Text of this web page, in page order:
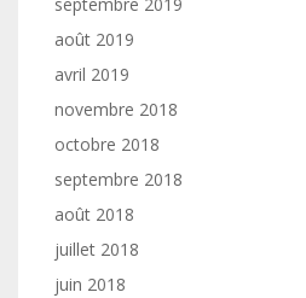
septembre 2019
août 2019
avril 2019
novembre 2018
octobre 2018
septembre 2018
août 2018
juillet 2018
juin 2018